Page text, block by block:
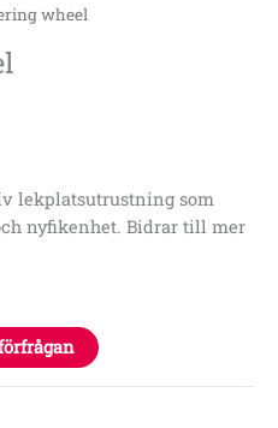
wheel
lekplatsutrustning som
nyfikenhet. Bidrar till mer